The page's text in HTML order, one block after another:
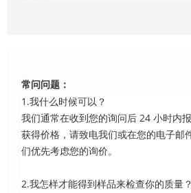
常问问题：
1.我什么时候可以？
我们通常在收到您的询问后 24 小时内
获得价格，请致电我们或在您的电子邮
们优先考虑您的询价。
2.我怎样才能得到样品来检查你的质量？